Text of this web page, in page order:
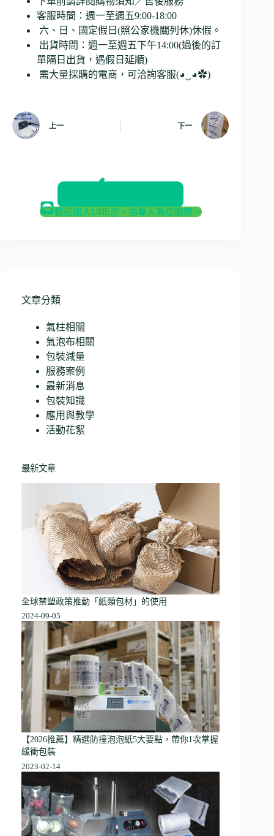
客服時間：週一至週五9:00-18:00
六、日、國定假日(照公家機關列休)休假。
出貨時間：週一至週五下午14:00(過後的訂
單隔日出貨，遇假日延順)
需大量採購的電商，可洽詢客服(◕‿◕✿)
上一 下一
歡迎加入LINE@，由專人為您服務。
文章分類
氣柱相關
氣泡布相關
包裝減量
服務案例
最新消息
包裝知識
應用與教學
活動花絮
最新文章
全球禁塑政策推動「紙類包材」的使用
2024-09-05
【2026推薦】精選防撞泡泡紙5大要點，帶你1次掌握
緩衝包裝
2023-02-14